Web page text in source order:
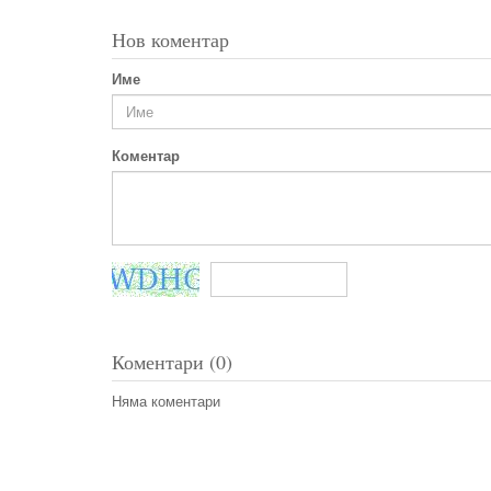
Нов коментар
Име
Коментар
Коментари (0)
Няма коментари